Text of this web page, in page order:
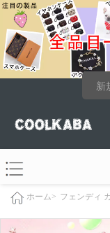
新
ホーム> フェンディ